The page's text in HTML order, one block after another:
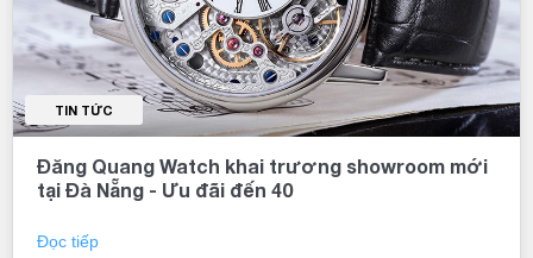
TIN TỨC
Đăng Quang Watch khai trương showroom mới
tại Đà Nẵng - Ưu đãi đến 40
Đọc tiếp